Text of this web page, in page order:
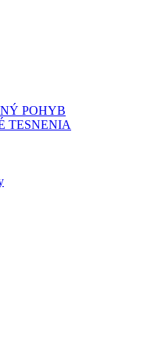
POHYB
TESNENIA